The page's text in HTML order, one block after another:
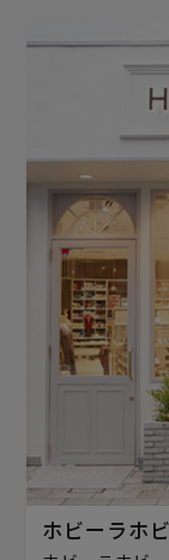
ホビーラホ